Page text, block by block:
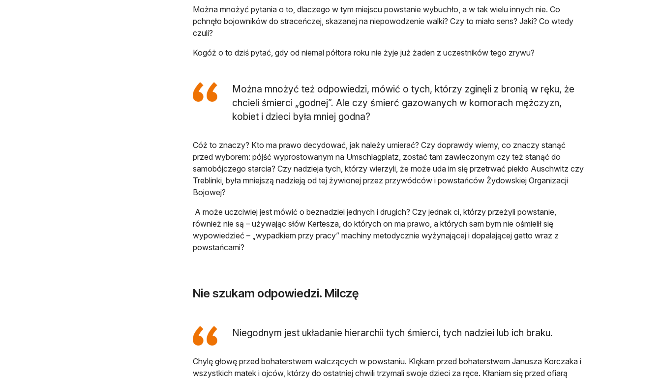
Można mnożyć pytania o to, dlaczego w tym miejscu powstanie wybuchło, a w tak wielu innych nie. Co
pchnęło bojowników do straceńczej, skazanej na niepowodzenie walki? Czy to miało sens? Jaki? Co wtedy
czuli?
Kogóż o to dziś pytać, gdy od niemal półtora roku nie żyje już żaden z uczestników tego zrywu?
Można mnożyć też odpowiedzi, mówić o tych, którzy zginęli z bronią w ręku, że
chcieli śmierci „godnej”. Ale czy śmierć gazowanych w komorach mężczyzn,
kobiet i dzieci była mniej godna?
Cóż to znaczy? Kto ma prawo decydować, jak należy umierać? Czy doprawdy wiemy, co znaczy stanąć
przed wyborem: pójść wyprostowanym na Umschlagplatz, zostać tam zawleczonym czy też stanąć do
samobójczego starcia? Czy nadzieja tych, którzy wierzyli, że może uda im się przetrwać piekło Auschwitz czy
Treblinki, była mniejszą nadzieją od tej żywionej przez przywódców i powstańców Żydowskiej Organizacji
Bojowej?
A może uczciwiej jest mówić o beznadziei jednych i drugich? Czy jednak ci, którzy przeżyli powstanie,
również nie są – używając słów Kertesza, do których on ma prawo, a których sam bym nie ośmielił się
wypowiedzieć – „wypadkiem przy pracy” machiny metodycznie wyżynającej i dopalającej getto wraz z
powstańcami?
Nie szukam odpowiedzi. Milczę
Niegodnym jest układanie hierarchii tych śmierci, tych nadziei lub ich braku.
Chylę głowę przed bohaterstwem walczących w powstaniu. Klękam przed bohaterstwem Janusza Korczaka i
wszystkich matek i ojców, którzy do ostatniej chwili trzymali swoje dzieci za ręce. Kłaniam się przed ofiarą